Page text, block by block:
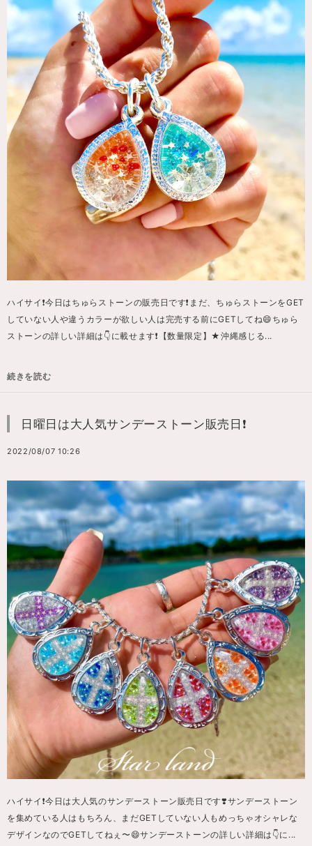
ハイサイ❗️今日はちゅらストーンの販売日です❗️まだ、ちゅらストーンをGET
していない人や違うカラーが欲しい人は完売する前にGETしてね😄ちゅら
ストーンの詳しい詳細は👇に載せます❗️【数量限定】★沖縄感じる...
続きを読む
日曜日は大人気サンデーストーン販売日❗️
2022/08/07 10:26
ハイサイ❗️今日は大人気のサンデーストーン販売日です❣️サンデーストーン
を集めている人はもちろん、まだGETしていない人もめっちゃオシャレな
デザインなのでGETしてねぇ〜😄サンデーストーンの詳しい詳細は👇に...